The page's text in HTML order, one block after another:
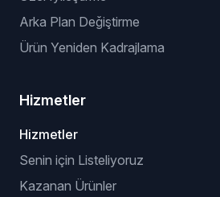
Arka Plan Değiştirme
Ürün Yeniden Kadrajlama
Hizmetler
Hizmetler
Senin için Listeliyoruz
Kazanan Ürünler